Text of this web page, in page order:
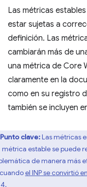
Las métricas
estar sujetas a
definición. Las
cambiarán más de
una métrica de Core
claramente en la
como en su registro
también se incluyen
Punto clave:Las métricas
métrica estable se puede
de manera más
el INP se convirtió
.